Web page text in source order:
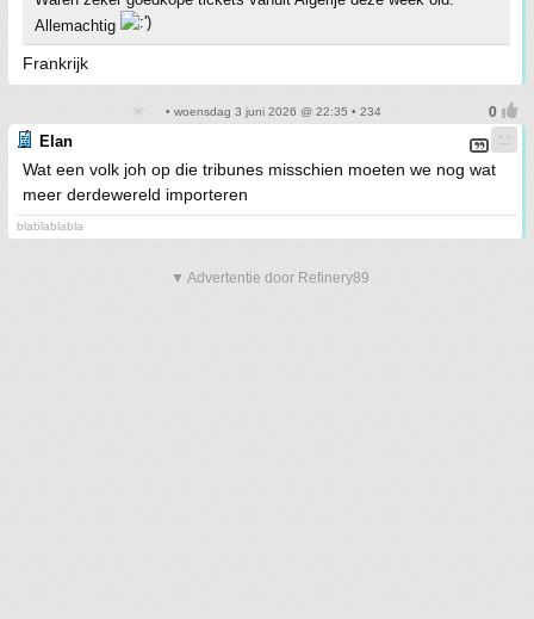
Allemachtig
Frankrijk
• woensdag 3 juni 2026 @ 22:35 • 234
Elan
Wat een volk joh op die tribunes misschien moeten we nog wat
meer derdewereld importeren
blablablabla
▼ Advertentie door Refinery89